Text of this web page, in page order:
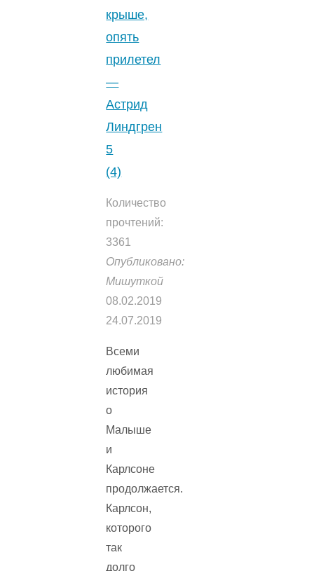
крыше,
опять
прилетел
—
Астрид
Линдгрен
5
(4)
Количество
прочтений:
3361
Опубликовано:
Мишуткой
08.02.2019
24.07.2019
Всеми
любимая
история
о
Малыше
и
Карлсоне
продолжается.
Карлсон,
которого
так
долго